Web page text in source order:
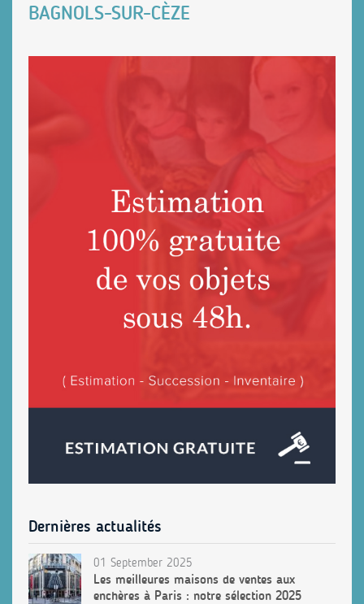
BAGNOLS-SUR-CÈZE
Dernières actualités
01 September 2025
Les meilleures maisons de ventes aux
enchères à Paris : notre sélection 2025